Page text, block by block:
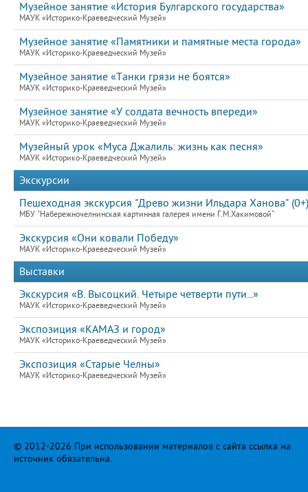
Музейное занятие «История Булгарского государства»
МАУК «Историко-Краеведческий Музей»
Музейное занятие «Памятники и памятные места города»
МАУК «Историко-Краеведческий Музей»
Музейное занятие «Танки грязи не боятся»
МАУК «Историко-Краеведческий Музей»
Музейное занятие «У солдата вечность впереди»
МАУК «Историко-Краеведческий Музей»
Музейный урок «Муса Джалиль: жизнь как песня»
МАУК «Историко-Краеведческий Музей»
Экскурсии
Пешеходная экскурсия "Древо жизни Ильдара Ханова" (0+)
МБУ "Набережночелнинская картинная галерея имени Г.М.Хакимовой"
Экскурсия «Они ковали Победу»
МАУК «Историко-Краеведческий Музей»
Выставки
Экскурсия «В. Высоцкий. Четыре четверти пути...»
МАУК «Историко-Краеведческий Музей»
Экспозиция «КАМАЗ и город»
МАУК «Историко-Краеведческий Музей»
Экспозиция «Старые Челны»
МАУК «Историко-Краеведческий Музей»
© 2012-2026 При использовании материалов с сайта ссылка на
источник обязательна.